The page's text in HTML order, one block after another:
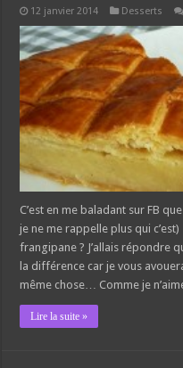
12 janvier 2014 Desserts
C’est en me baladant sur FB
je ne me rappelle plus qui
frangipane ? J’allais répondre
la différence car je vous
même chose… Comme je
Lire la suite »